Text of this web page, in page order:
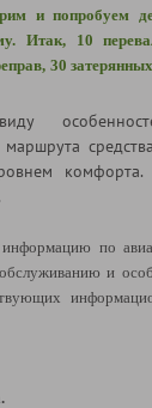
и попробуем
Итак, 10
30
по
и